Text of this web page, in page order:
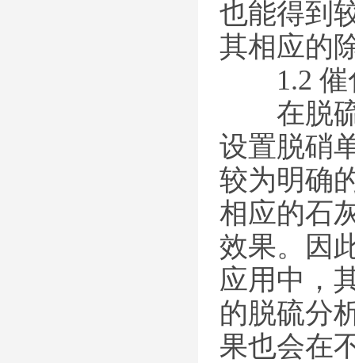
也能得到
其相应的
1.2 催
在脱硫
设置脱硝
较为明确
相应的石
效果。因
应用中，
的脱硫分
果也会在